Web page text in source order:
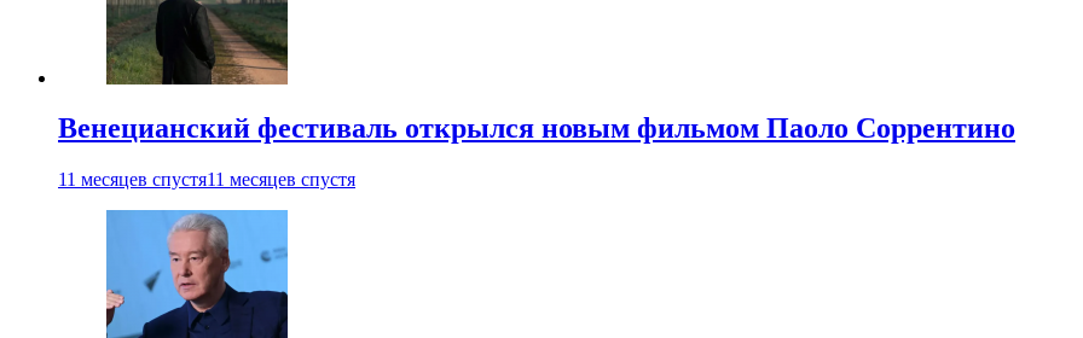
Венецианский фестиваль открылся новым фильмом Паоло Соррентино
11 месяцев спустя11 месяцев спустя